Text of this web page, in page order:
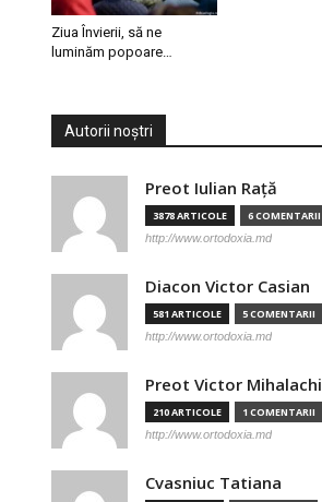
Ziua Învierii, să ne
luminăm popoare…
Autorii noștri
Preot Iulian Raţă
3878 ARTICOLE 6 COMENTARII
http://www.ortodoxia.md
Diacon Victor Casian
581 ARTICOLE 5 COMENTARII
http://www.ortodoxia.md
Preot Victor Mihalachi
210 ARTICOLE 1 COMENTARII
http://www.ortodoxia.md
Cvasniuc Tatiana